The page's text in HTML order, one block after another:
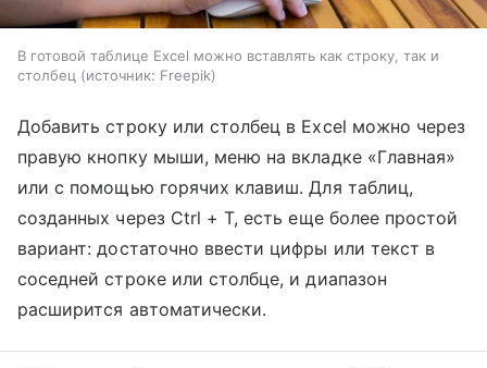
В готовой таблице Excel можно вставлять как строку, так и
столбец
источник: Freepik
Добавить строку или столбец в Excel можно через
правую кнопку мыши, меню на вкладке «Главная»
или с помощью горячих клавиш. Для таблиц,
созданных через Ctrl + T, есть еще более простой
вариант: достаточно ввести цифры или текст в
соседней строке или столбце, и диапазон
расширится автоматически.